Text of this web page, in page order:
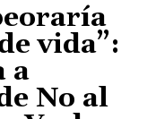
vida”:
a
No al